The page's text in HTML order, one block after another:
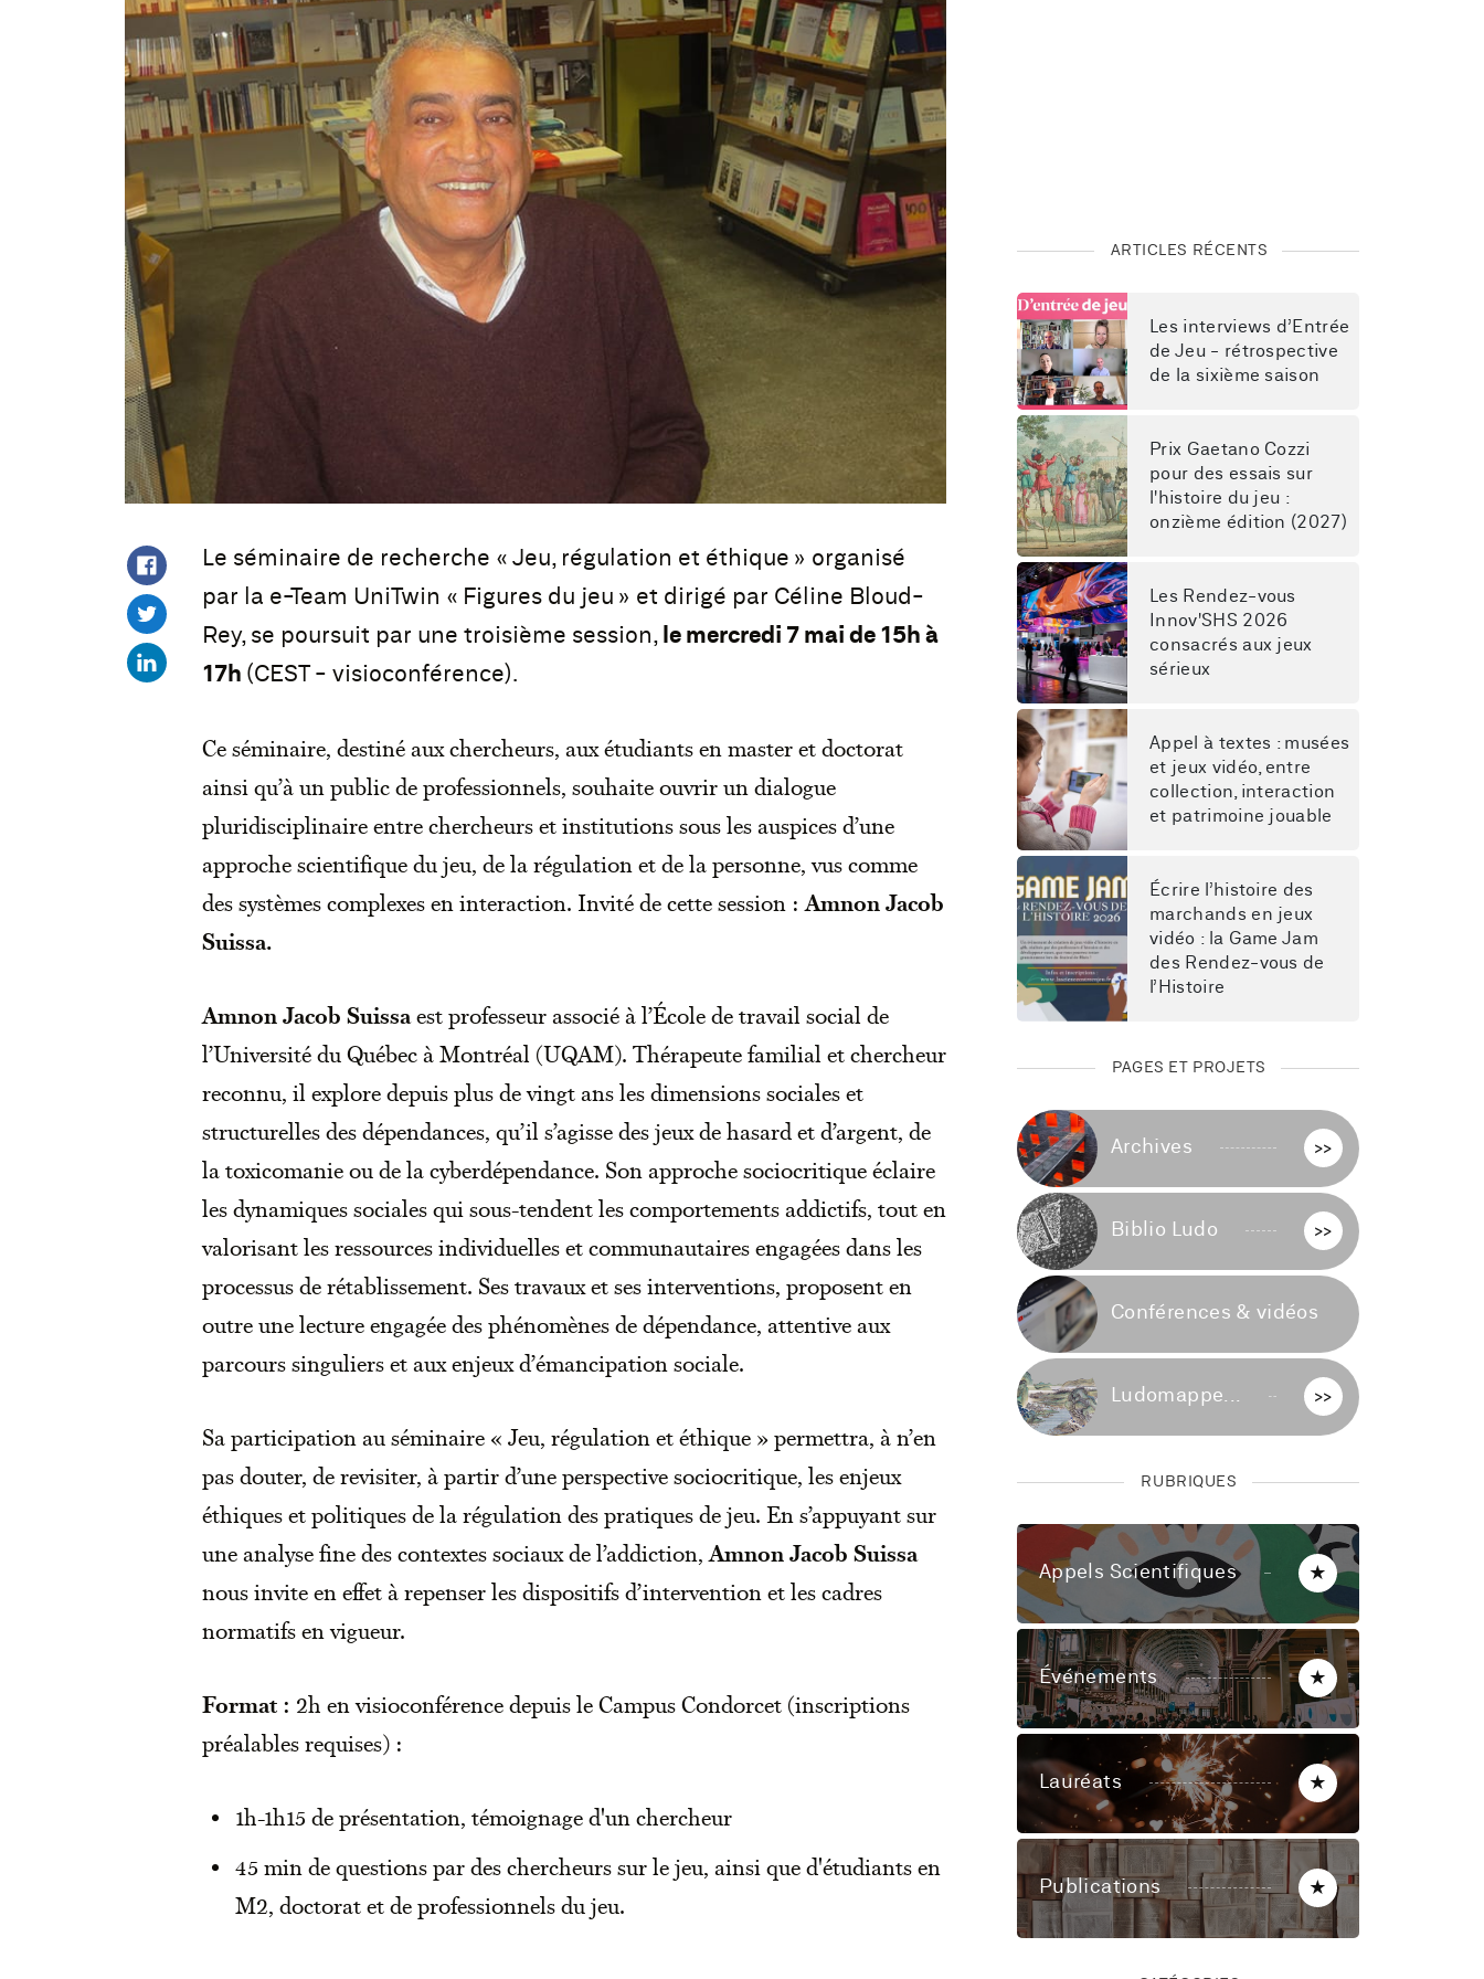
Le séminaire de recherche « Jeu, régulation et éthique » organisé
par la e-Team UniTwin « Figures du jeu » et dirigé par Céline Bloud-
Rey, se poursuit par une troisième session, le mercredi 7 mai de 15h à
17h (CEST - visioconférence).
Ce séminaire, destiné aux chercheurs, aux étudiants en master et doctorat
ainsi qu’à un public de professionnels, souhaite ouvrir un dialogue
pluridisciplinaire entre chercheurs et institutions sous les auspices d’une
approche scientifique du jeu, de la régulation et de la personne, vus comme
des systèmes complexes en interaction. Invité de cette session : Amnon Jacob
Suissa.
Amnon Jacob Suissaest professeur associé à l’École de travail social de
l’Université du Québec à Montréal (UQAM). Thérapeute familial et chercheur
reconnu, il explore depuis plus de vingt ans les dimensions sociales et
structurelles des dépendances, qu’il s’agisse des jeux de hasard et d’argent, de
la toxicomanie ou de la cyberdépendance. Son approche sociocritique éclaire
les dynamiques sociales qui sous-tendent les comportements addictifs, tout en
valorisant les ressources individuelles et communautaires engagées dans les
processus de rétablissement. Ses travaux et ses interventions, proposent en
outre une lecture engagée des phénomènes de dépendance, attentive aux
parcours singuliers et aux enjeux d’émancipation sociale.
Sa participation au séminaire « Jeu, régulation et éthique » permettra, à n’en
pas douter, de revisiter, à partir d’une perspective sociocritique, les enjeux
éthiques et politiques de la régulation des pratiques de jeu. En s’appuyant sur
une analyse fine des contextes sociaux de l’addiction, Amnon Jacob Suissa
nous invite en effet à repenser les dispositifs d’intervention et les cadres
normatifs en vigueur.
Format : 2h en visioconférence depuis le Campus Condorcet (inscriptions
préalables requises) :
1h-1h15 de présentation, témoignage d'un chercheur
45 min de questions par des chercheurs sur le jeu, ainsi que d'étudiants en
M2, doctorat et de professionnels du jeu.
ARTICLES RÉCENTS
Les interviews d’Entrée
de Jeu - rétrospective
de la sixième saison
Prix Gaetano Cozzi
pour des essais sur
l'histoire du jeu :
onzième édition (2027)
Les Rendez-vous
Innov'SHS 2026
consacrés aux jeux
sérieux
Appel à textes : musées
et jeux vidéo, entre
collection, interaction
et patrimoine jouable
Écrire l’histoire des
marchands en jeux
vidéo : la Game Jam
des Rendez-vous de
l’Histoire
PAGES ET PROJETS
Archives >>
Biblio Ludo >>
Conférences & vidéos
Ludomappe... >>
RUBRIQUES
Appels Scientifiques ★
Événements ★
Lauréats ★
Publications ★